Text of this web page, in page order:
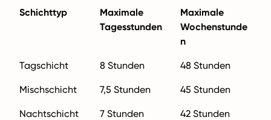
Schichttyp
Maximale
Tagesstunden
Maximale
Wochenstunde
n
Tagschicht 8 Stunden 48 Stunden
Mischschicht 7,5 Stunden 45 Stunden
Nachtschicht 7 Stunden 42 Stunden